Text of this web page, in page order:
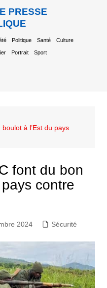
PRESSE
Politique Santé Culture
Portrait Sport
à l’Est du pays
font du bon
contre
2024 Sécurité